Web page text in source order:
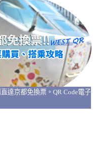
達京都免換票。QR Code電子